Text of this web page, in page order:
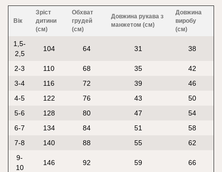
Вік
Зріст
дитини
(см)
Обхват
грудей
(см)
Довжина рукава з
манжетом (см)
Довжина
виробу
(см)
1,5-
2,5
104 64 31 38
2-3 110 68 35
42
3-4
116 72 39
46
4-5
122 76 43
50
5-6
128 80 47
54
6-7
134 84 51
58
7-8
140 88 55
62
9-
10
146 92 59 66